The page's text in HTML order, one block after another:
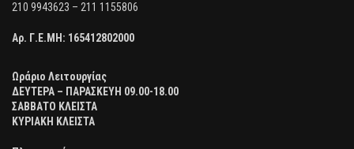
210 9943623 – 211 1155806
Αρ. Γ.Ε.ΜΗ: 165412802000
Ωράριο Λειτουργίας
ΔΕΥΤΕΡΑ – ΠΑΡΑΣΚΕΥΗ 09.00-18.00
ΣΑΒΒΑΤΟ ΚΛΕΙΣΤΑ
ΚΥΡΙΑΚΗ ΚΛΕΙΣΤΑ